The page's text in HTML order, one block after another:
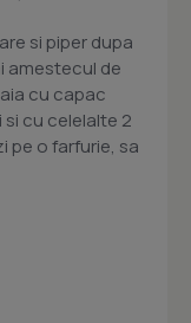
si piper dupa
amestecul de
cu capac
cu celelalte 2
pe o farfurie, sa